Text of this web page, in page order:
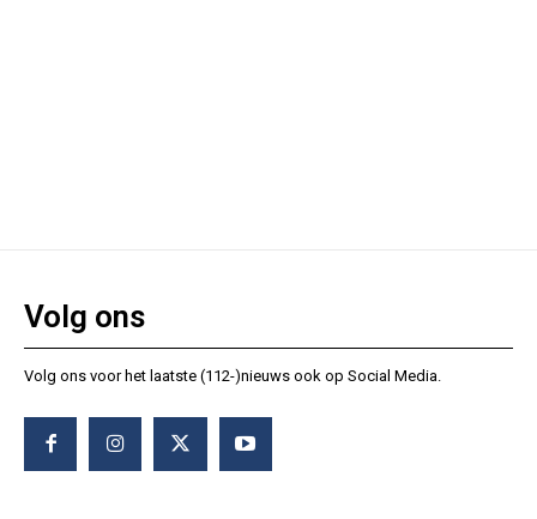
Volg ons
Volg ons voor het laatste (112-)nieuws ook op Social Media.